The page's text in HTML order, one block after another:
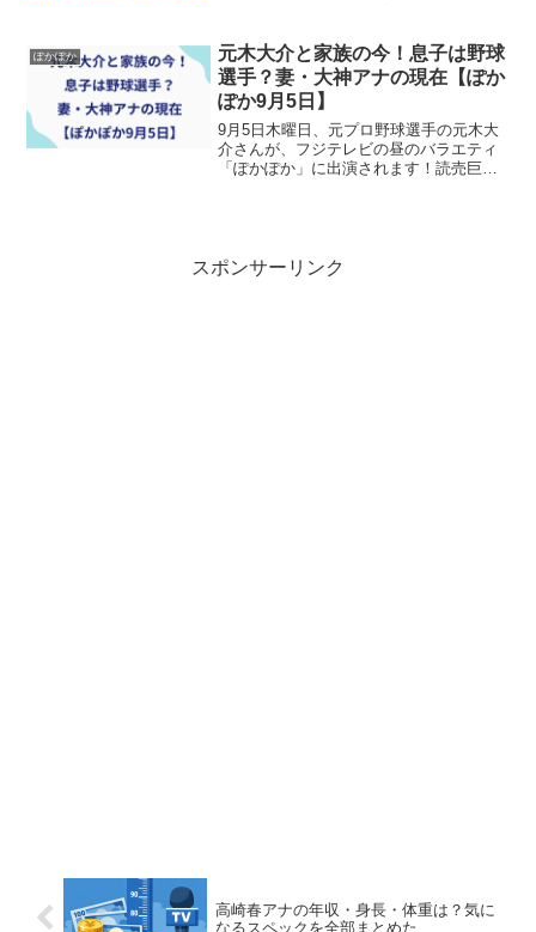
ぽかぽか
元木大介と家族の今！息子は野球
選手？妻・大神アナの現在【ぽか
ぽか9月5日】
9月5日木曜日、元プロ野球選手の元木大
介さんが、フジテレビの昼のバラエティ
「ぽかぽか」に出演されます！読売巨人
スポンサーリンク
高崎春アナの年収・身長・体重は？気に
なるスペックを全部まとめた